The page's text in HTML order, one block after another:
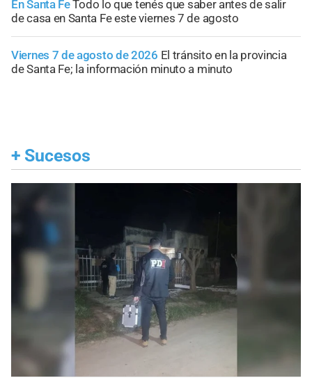
En Santa FeTodo lo que tenés que saber antes de salir
de casa en Santa Fe este viernes 7 de agosto
Viernes 7 de agosto de 2026 El tránsito en la provincia
de Santa Fe; la información minuto a minuto
+ Sucesos